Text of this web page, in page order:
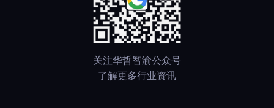
关注华哲智渝公众号
了解更多行业资讯